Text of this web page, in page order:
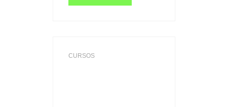
CURSOS